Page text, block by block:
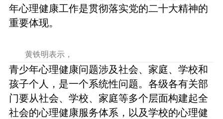
年心理健康工作是贯彻落实党的二十大精神的
重要体现。
黄铁明表示，
青少年心理健康问题涉及社会、家庭、学校和
孩子个人，是一个系统性问题。各级各有关部
门要从社会、学校、家庭等多个层面构建起全
社会的心理健康服务体系，以及学校的心理健